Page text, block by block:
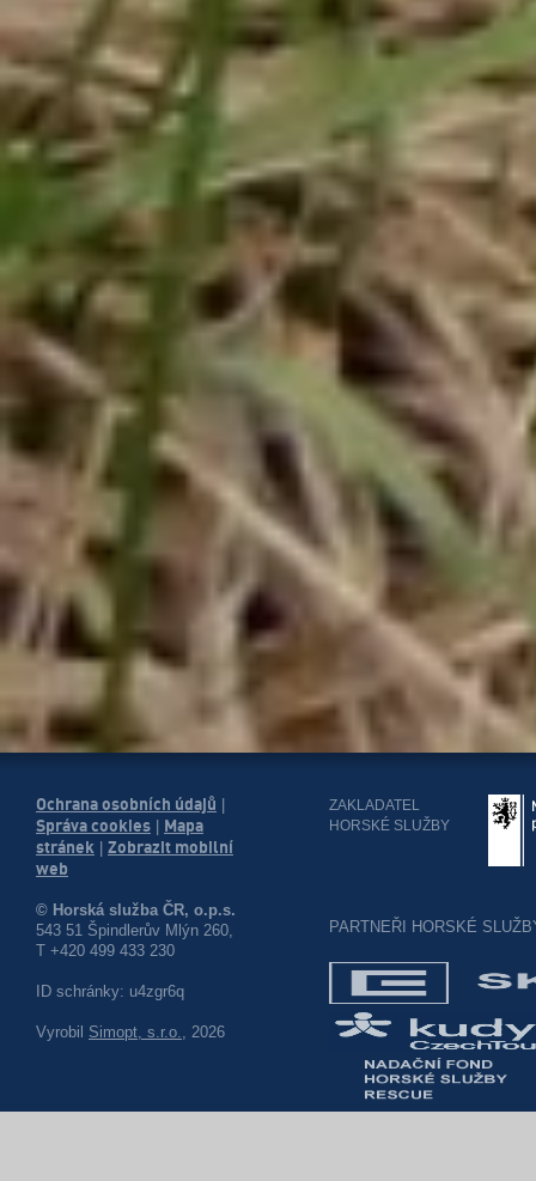
Ochrana osobních údajů
Správa cookies
Mapa
stránek
Zobrazit mobilní
web
© Horská služba ČR, o.p.s.
543 51 Špindlerův Mlýn 260,
T +420 499 433 230
ID schránky: u4zgr6q
Vyrobil Simopt, s.r.o., 2026
ZAKLADATEL
HORSKÉ SLUŽBY
PARTNEŘI HORSKÉ